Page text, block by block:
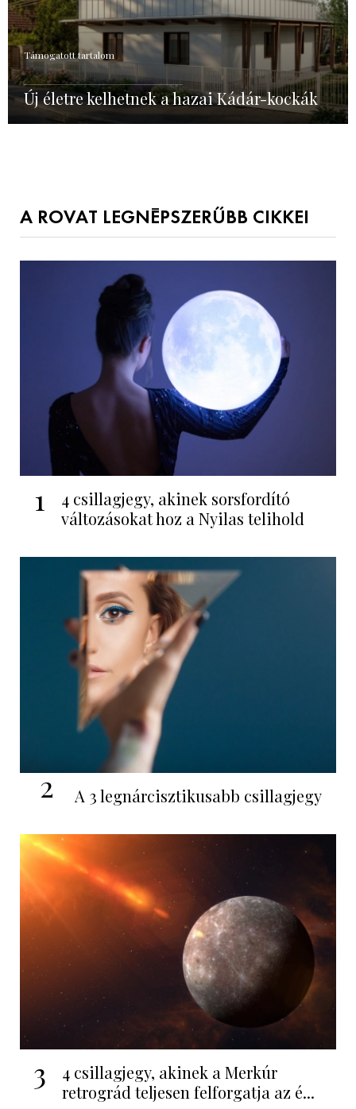
Támogatott tartalom
Új életre kelhetnek a hazai Kádár-kockák
A ROVAT LEGNÉPSZERŰBB CIKKEI
1
4 csillagjegy, akinek sorsfordító
változásokat hoz a Nyilas telihold
2 A 3 legnárcisztikusabb csillagjegy
3
4 csillagjegy, akinek a Merkúr
retrográd teljesen felforgatja az é...